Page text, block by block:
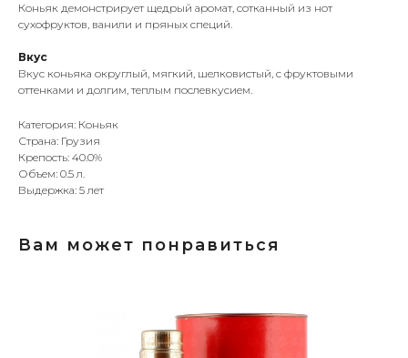
Коньяк демонстрирует щедрый аромат, сотканный из нот
сухофруктов, ванили и пряных специй.
Вкус
Вкус коньяка округлый, мягкий, шелковистый, с фруктовыми
оттенками и долгим, теплым послевкусием.
Категория: Коньяк
Страна: Грузия
Крепость: 40.0%
Объем: 0.5 л.
Выдержка: 5 лет
Вам может понравиться